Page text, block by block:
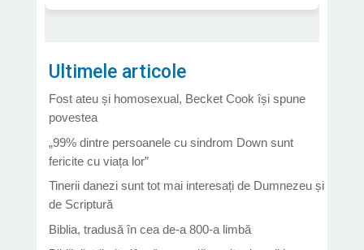
Ultimele articole
Fost ateu și homosexual, Becket Cook își spune
povestea
„99% dintre persoanele cu sindrom Down sunt
fericite cu viața lor”
Tinerii danezi sunt tot mai interesați de Dumnezeu și
de Scriptură
Biblia, tradusă în cea de-a 800-a limbă